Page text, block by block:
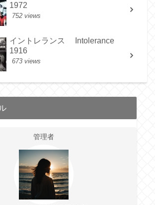
1972
752 views
イントレランス Intolerance
1916
673 views
管理者